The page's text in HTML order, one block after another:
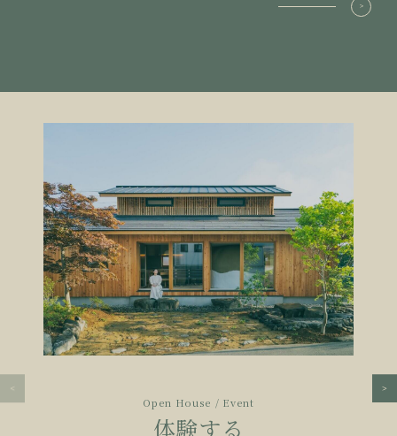
Open House / Event
体験する